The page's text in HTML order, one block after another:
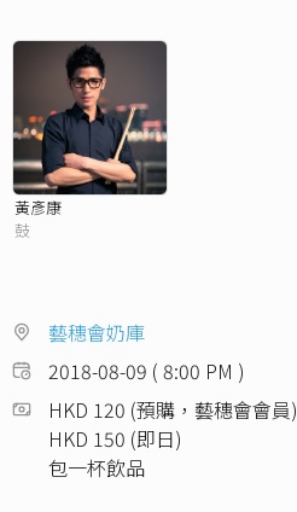
黃彥康
鼓
藝穗會奶庫
2018-08-09 ( 8:00 PM )
HKD 120 (預購，藝穗會會員)
HKD 150 (即日)
包一杯飲品